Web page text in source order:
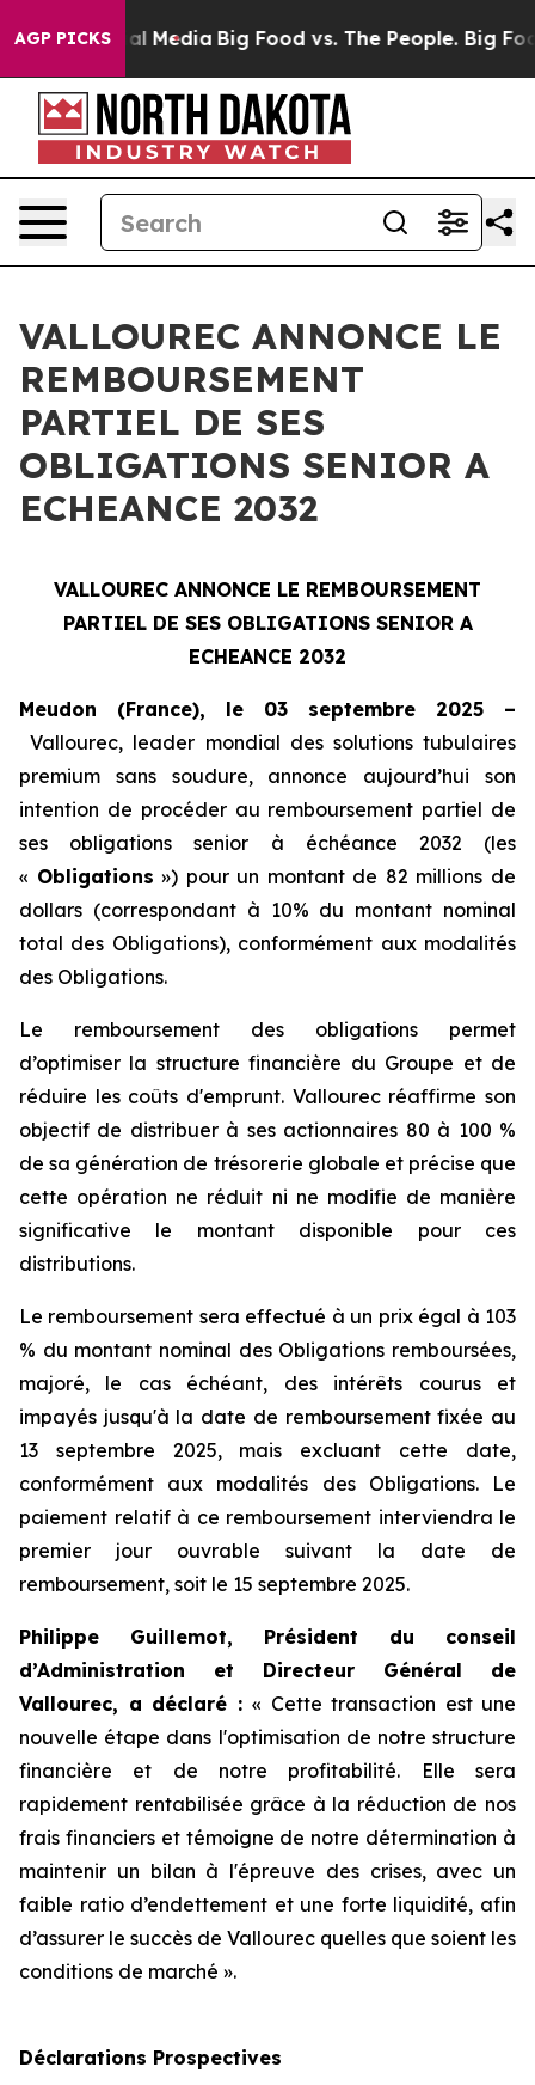
AGP PICKS
Social Media Big Food vs. The People. Big Food’s
VALLOUREC ANNONCE LE
REMBOURSEMENT
PARTIEL DE SES
OBLIGATIONS SENIOR A
ECHEANCE 2032
VALLOUREC ANNONCE LE REMBOURSEMENT
PARTIEL DE SES OBLIGATIONS SENIOR A
ECHEANCE 2032
Meudon (France), le 03 septembre 2025 –
Vallourec, leader mondial des solutions tubulaires
premium sans soudure, annonce aujourd’hui son
intention de procéder au remboursement partiel de
ses obligations senior à échéance 2032 (les
« Obligations ») pour un montant de 82 millions de
dollars (correspondant à 10% du montant nominal
total des Obligations), conformément aux modalités
des Obligations.
Le remboursement des obligations permet
d’optimiser la structure financière du Groupe et de
réduire les coûts d'emprunt. Vallourec réaffirme son
objectif de distribuer à ses actionnaires 80 à 100 %
de sa génération de trésorerie globale et précise que
cette opération ne réduit ni ne modifie de manière
significative le montant disponible pour ces
distributions.
Le remboursement sera effectué à un prix égal à 103
% du montant nominal des Obligations remboursées,
majoré, le cas échéant, des intérêts courus et
impayés jusqu'à la date de remboursement fixée au
13 septembre 2025, mais excluant cette date,
conformément aux modalités des Obligations. Le
paiement relatif à ce remboursement interviendra le
premier jour ouvrable suivant la date de
remboursement, soit le 15 septembre 2025.
Philippe Guillemot, Président du conseil
d’Administration et Directeur Général de
Vallourec, a déclaré : « Cette transaction est une
nouvelle étape dans l'optimisation de notre structure
financière et de notre profitabilité. Elle sera
rapidement rentabilisée grâce à la réduction de nos
frais financiers et témoigne de notre détermination à
maintenir un bilan à l'épreuve des crises, avec un
faible ratio d’endettement et une forte liquidité, afin
d’assurer le succès de Vallourec quelles que soient les
conditions de marché ».
Déclarations Prospectives